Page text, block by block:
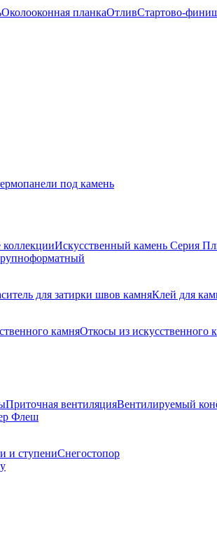
Околооконная планкаОтливСтартово-
под камень
Искусственный камень Серия
для затирки швов камняКлей для
камняОткосы из искусственного
Приточная вентиляцияВентилируемый
Флеш
и ступениСнегостопор